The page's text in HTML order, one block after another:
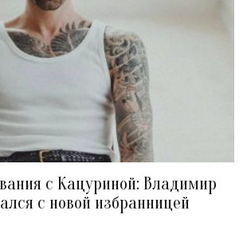
с Кацуриной: Владимир
с новой избранницей